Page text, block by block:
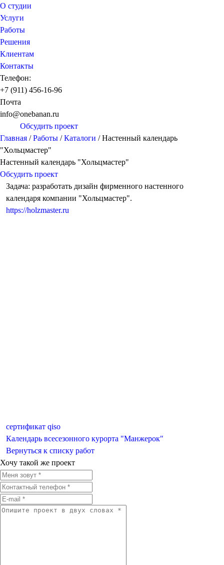
О студии
Услуги
Работы
Решения
Клиентам
Контакты
Телефон:
+7 (911) 456-16-96
Почта
info@onebanan.ru
Обсудить проект
Главная /Работы /Каталоги /Настенный календарь
"Хольцмастер"
Настенный календарь "Хольцмастер"
Обсудить проект
Задача: разработать дизайн фирменного настенного
календаря компании "Хольцмастер".
https://holzmaster.ru
сертификат qiso
Календарь всесезонного курорта "Манжерок"
Вернуться к списку работ
Хочу такой же проект